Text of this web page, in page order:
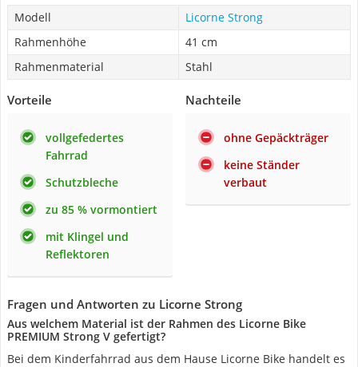
Modell
Licorne Strong
Rahmenhöhe
41 cm
Rahmenmaterial
Stahl
Vorteile
vollgefedertes
Fahrrad
Schutzbleche
zu 85 % vormontiert
mit Klingel und
Reflektoren
Nachteile
ohne Gepäckträger
keine Ständer
verbaut
Fragen und Antworten zu Licorne Strong
Aus welchem Material ist der Rahmen des Licorne Bike
PREMIUM Strong V gefertigt?
Bei dem Kinderfahrrad aus dem Hause Licorne Bike handelt es